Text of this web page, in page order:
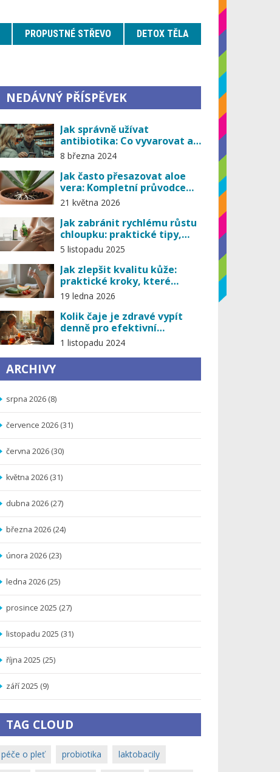
PROPUSTNÉ STŘEVO DETOX TĚLA
NEDÁVNÝ PŘÍSPĚVEK
Jak správně užívat
antibiotika: Co vyvarovat a
zvýšit jejich účinnost?
8 března 2024
Jak často přesazovat aloe
vera: Kompletní průvodce
pro zdravou rostlinu
21 května 2026
Jak zabránit rychlému růstu
chloupku: praktické tipy,
které skutečně fungují
5 listopadu 2025
Jak zlepšit kvalitu kůže:
praktické kroky, které
skutečně fungují
19 ledna 2026
Kolik čaje je zdravé vypít
denně pro efektivní
detoxikaci
1 listopadu 2024
ARCHIVY
srpna 2026 (8)
července 2026 (31)
června 2026 (30)
května 2026 (31)
dubna 2026 (27)
března 2026 (24)
února 2026 (23)
ledna 2026 (25)
prosince 2025 (27)
listopadu 2025 (31)
října 2025 (25)
září 2025 (9)
TAG CLOUD
péče o pleť probiotika laktobacily